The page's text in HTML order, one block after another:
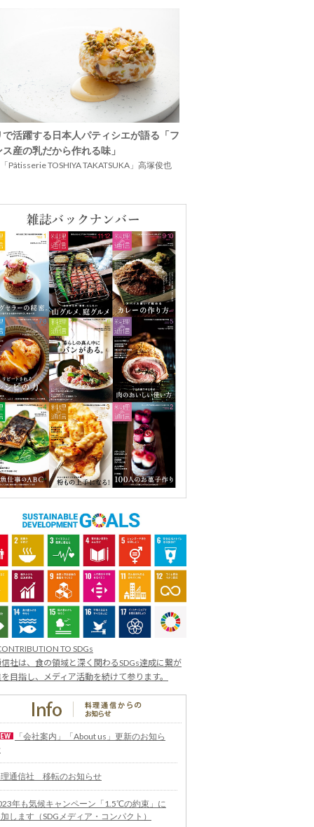
で活躍する日本人パティシエが語る「フ
産の乳だから作れる味」
Pâtisserie TOSHIYA TAKATSUKA」高塚俊也
TO SDGs
社は、食の領域と深く関わるSDGs達成に繋が
目指し、メディア活動を続けて参ります。
「会社案内」「About us」更新のお知ら
通信社 移転のお知らせ
年も気候キャンペーン「1.5℃の約束」に
します（SDGメディア・コンパクト）